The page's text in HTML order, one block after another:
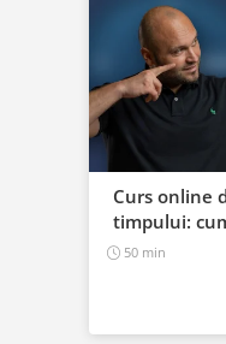
Curs online
timpului:
cresti
50 min